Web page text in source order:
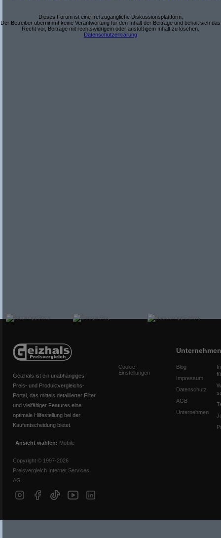
Dieses Forum ist eine frei zugängliche Diskussionsplattform.
Der Betreiber übernimmt keine Verantwortung für den Inhalt der Beiträge und behält sich das
Recht vor, Beiträge mit rechtswidrigem oder anstößigem Inhalt zu löschen.
Datenschutzerklärung
Geizhals ist ein unabhängiges
Preis- und Produktvergleichs-
Portal, das mittels detaillierter Filter
und vielfältiger Features eine
optimale Hilfestellung bei der
Kaufentscheidung bietet.
Ansicht wählen: Mobile
Copyright © 1997-2026
Preisvergleich Internet Services
AG
Cookie-
Einstellungen
Unternehmen
Blog
Impressum
Datenschutz
AGB
Unternehmen